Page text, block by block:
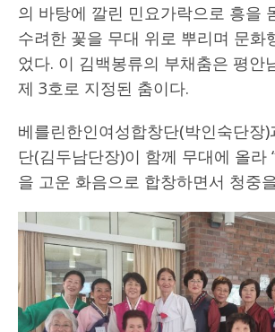
의 바탕에 깔린 민요가락으로 흥을
수려한 꽃을 무대 위로 뿌리며 문화
었다. 이 김백봉류의 부채춤은 평안
제 3호로 지정된 춤이다.
베를린한인여성합창단(박인숙단장
단(김두남단장)이 함께 무대에 올라
을 고운 화음으로 합창하면서 청중